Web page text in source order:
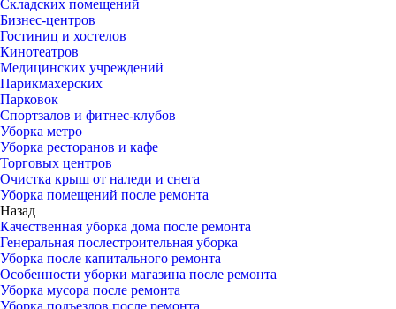
Складских помещений
Бизнес-центров
Гостиниц и хостелов
Кинотеатров
Медицинских учреждений
Парикмахерских
Парковок
Спортзалов и фитнес-клубов
Уборка метро
Уборка ресторанов и кафе
Торговых центров
Очистка крыш от наледи и снега
Уборка помещений после ремонта
Назад
Качественная уборка дома после ремонта
Генеральная послестроительная уборка
Уборка после капитального ремонта
Особенности уборки магазина после ремонта
Уборка мусора после ремонта
Уборка подъездов после ремонта